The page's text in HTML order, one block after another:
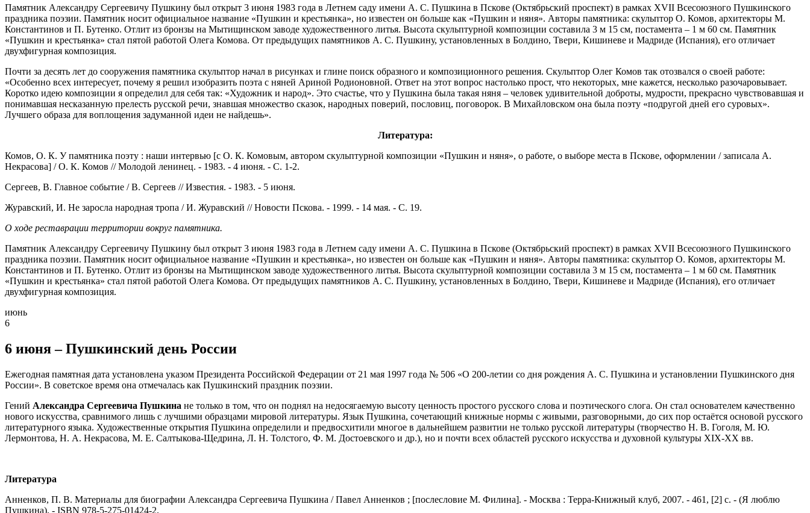
Памятник Александру Сергеевичу Пушкину был открыт 3 июня 1983 года в Летнем саду имени А. С. Пушкина в Пскове (Октябрьский проспект) в рамках XVII Всесоюзного Пушкинского
праздника поэзии. Памятник носит официальное название «Пушкин и крестьянка», но известен он больше как «Пушкин и няня». Авторы памятника: скульптор О. Комов, архитекторы М.
Константинов и П. Бутенко. Отлит из бронзы на Мытищинском заводе художественного литья. Высота скульптурной композиции составила 3 м 15 см, постамента – 1 м 60 см. Памятник
«Пушкин и крестьянка» стал пятой работой Олега Комова. От предыдущих памятников А. С. Пушкину, установленных в Болдино, Твери, Кишиневе и Мадриде (Испания), его отличает
двухфигурная композиция.
Почти за десять лет до сооружения памятника скульптор начал в рисунках и глине поиск образного и композиционного решения. Скульптор Олег Комов так отозвался о своей работе:
«Особенно всех интересует, почему я решил изобразить поэта с няней Ариной Родионовной. Ответ на этот вопрос настолько прост, что некоторых, мне кажется, несколько разочаровывает.
Коротко идею композиции я определил для себя так: «Художник и народ». Это счастье, что у Пушкина была такая няня – человек удивительной доброты, мудрости, прекрасно чувствовавшая и
понимавшая несказанную прелесть русской речи, знавшая множество сказок, народных поверий, пословиц, поговорок. В Михайловском она была поэту «подругой дней его суровых».
Лучшего образа для воплощения задуманной идеи не найдешь».
Литература:
Комов, О. К. У памятника поэту : наши интервью [с О. К. Комовым, автором скульптурной композиции «Пушкин и няня», о работе, о выборе места в Пскове, оформлении / записала А.
Некрасова] / О. К. Комов // Молодой ленинец. - 1983. - 4 июня. - С. 1-2.
Сергеев, В. Главное событие / В. Сергеев // Известия. - 1983. - 5 июня.
Журавский, И. Не заросла народная тропа / И. Журавский // Новости Пскова. - 1999. - 14 мая. - С. 19.
О ходе реставрации территории вокруг памятника.
Памятник Александру Сергеевичу Пушкину был открыт 3 июня 1983 года в Летнем саду имени А. С. Пушкина в Пскове (Октябрьский проспект) в рамках XVII Всесоюзного Пушкинского
праздника поэзии. Памятник носит официальное название «Пушкин и крестьянка», но известен он больше как «Пушкин и няня». Авторы памятника: скульптор О. Комов, архитекторы М.
Константинов и П. Бутенко. Отлит из бронзы на Мытищинском заводе художественного литья. Высота скульптурной композиции составила 3 м 15 см, постамента – 1 м 60 см. Памятник
«Пушкин и крестьянка» стал пятой работой Олега Комова. От предыдущих памятников А. С. Пушкину, установленных в Болдино, Твери, Кишиневе и Мадриде (Испания), его отличает
двухфигурная композиция.
июнь
6
6 июня – Пушкинский день России
Ежегодная памятная дата установлена указом Президента Российской Федерации от 21 мая 1997 года № 506 «О 200-летии со дня рождения А. С. Пушкина и установлении Пушкинского дня
России». В советское время она отмечалась как Пушкинский праздник поэзии.
Гений Александра Сергеевича Пушкина не только в том, что он поднял на недосягаемую высоту ценность простого русского слова и поэтического слога. Он стал основателем качественно
нового искусства, сравнимого лишь с лучшими образцами мировой литературы. Язык Пушкина, сочетающий книжные нормы с живыми, разговорными, до сих пор остаётся основой русского
литературного языка. Художественные открытия Пушкина определили и предвосхитили многое в дальнейшем развитии не только русской литературы (творчество Н. В. Гоголя, М. Ю.
Лермонтова, Н. А. Некрасова, М. Е. Салтыкова-Щедрина, Л. Н. Толстого, Ф. М. Достоевского и др.), но и почти всех областей русского искусства и духовной культуры XIX-XX вв.
Литература
Анненков, П. В. Материалы для биографии Александра Сергеевича Пушкина / Павел Анненков ; [послесловие М. Филина]. - Москва : Терра-Книжный клуб, 2007. - 461, [2] с. - (Я люблю
Пушкина). - ISBN 978-5-275-01424-2.